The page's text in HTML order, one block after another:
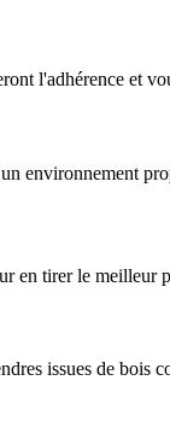
l'adhérence et
environnement
en tirer le meilleur
issues de bois